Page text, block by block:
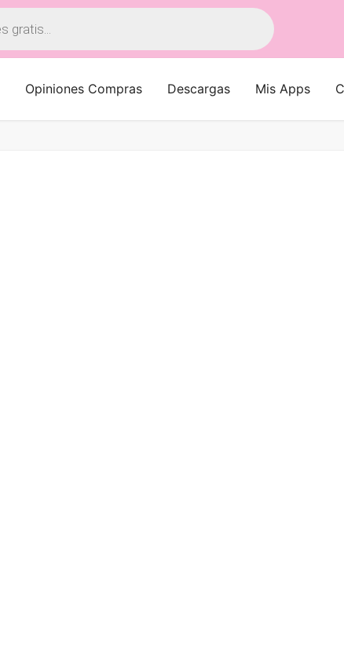
Opiniones Compras Descargas Mis Apps